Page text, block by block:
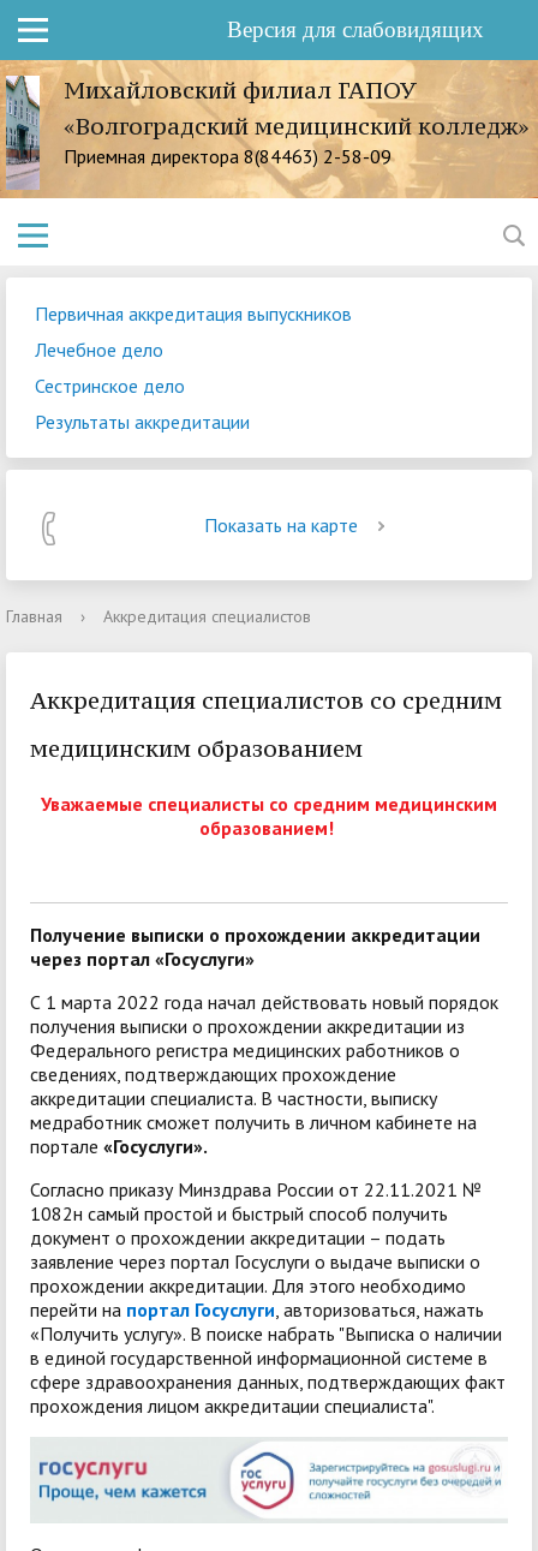
Версия для слабовидящих
Михайловский филиал ГАПОУ
«Волгоградский медицинский колледж»
Приемная директора 8(84463) 2-58-09
Первичная аккредитация выпускников
Лечебное дело
Сестринское дело
Результаты аккредитации
Показать на карте
Главная › Аккредитация специалистов
Аккредитация специалистов со средним
медицинским образованием
Уважаемые специалисты со средним медицинским
образованием!
Получение выписки о прохождении аккредитации
через портал «Госуслуги»
С 1 марта 2022 года начал действовать новый порядок
получения выписки о прохождении аккредитации из
Федерального регистра медицинских работников о
сведениях, подтверждающих прохождение
аккредитации специалиста. В частности, выписку
медработник сможет получить в личном кабинете на
портале «Госуслуги».
Согласно приказу Минздрава России от 22.11.2021 №
1082н самый простой и быстрый способ получить
документ о прохождении аккредитации – подать
заявление через портал Госуслуги о выдаче выписки о
прохождении аккредитации. Для этого необходимо
перейти на портал Госуслуги, авторизоваться, нажать
«Получить услугу». В поиске набрать "Выписка о наличии
в единой государственной информационной системе в
сфере здравоохранения данных, подтверждающих факт
прохождения лицом аккредитации специалиста".